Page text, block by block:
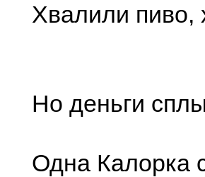
Хвалили пиво,
Но деньги
Одна Калорка